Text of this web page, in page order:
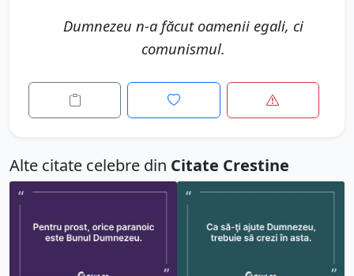
Dumnezeu n-a făcut oamenii egali, ci
comunismul.
Alte citate celebre din Citate Crestine